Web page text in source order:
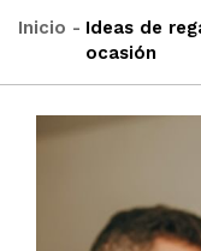
Inicio
Ideas de
ocasión